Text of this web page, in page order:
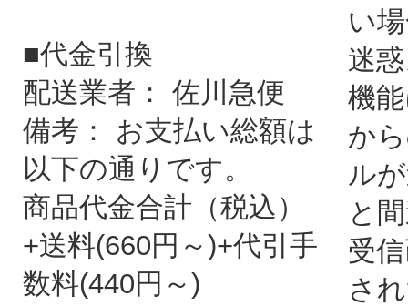
■代金引換
配送業者： 佐川急便
備考： お支払い総額は
以下の通りです。
商品代金合計（税込）
+送料(660円～)+代引手
数料(440円～)
い
迷
機
か
ル
と
受
さ